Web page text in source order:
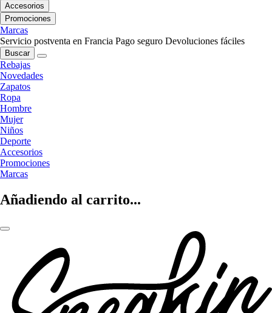
Accesorios
Promociones
Marcas
Servicio postventa en Francia Pago seguro Devoluciones fáciles
Buscar
Rebajas
Novedades
Zapatos
Ropa
Hombre
Mujer
Niños
Deporte
Accesorios
Promociones
Marcas
Añadiendo al carrito...